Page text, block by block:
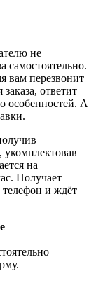
не
самостоятельно.
вам перезвонит
ответит
особенностей. А
укомплектовав
на
Получает
и ждёт